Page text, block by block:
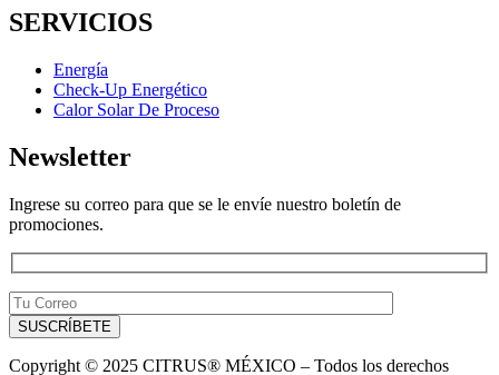
SERVICIOS
Energía
Check-Up Energético
Calor Solar De Proceso
Newsletter
Ingrese su correo para que se le envíe nuestro boletín de
promociones.
Copyright © 2025 CITRUS® MÉXICO – Todos los derechos